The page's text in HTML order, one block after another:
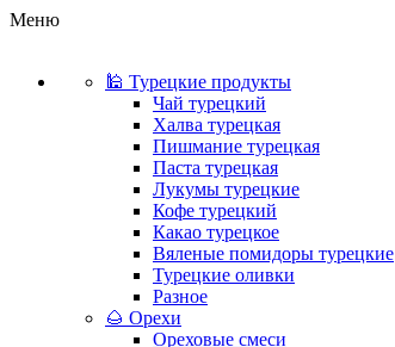
Меню
🕌 Турецкие продукты
Чай турецкий
Халва турецкая
Пишмание турецкая
Паста турецкая
Лукумы турецкие
Кофе турецкий
Какао турецкое
Вяленые помидоры турецкие
Турецкие оливки
Разное
🌰 Орехи
Ореховые смеси